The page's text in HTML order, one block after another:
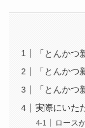
「とんかつ
「とんかつ
「とんかつ
実際にいた
ロース